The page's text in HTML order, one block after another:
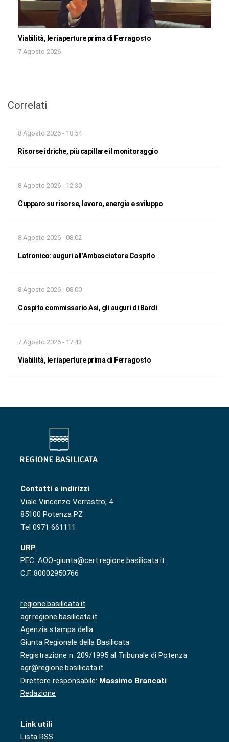
Viabilità, le riaperture prima di Ferragosto
7 Agosto 2026
Correlati
8 Agosto 2026 - 18:54
Risorse idriche, più capillare il monitoraggio
8 Agosto 2026 - 12:30
Cupparo su risorse, lavoro, energia e sviluppo
8 Agosto 2026 - 08:02
Latronico: auguri all’Ambasciatore Cospito
8 Agosto 2026 - 08:00
Cospito commissario Asi, gli auguri di Bardi
7 Agosto 2026 - 17:43
Viabilità, le riaperture prima di Ferragosto
Contatti e indirizzi
Viale Vincenzo Verrastro, 4
85100 Potenza PZ
Tel 0971 661111
URP
PEC: AOO-giunta@cert.regione.basilicata.it
C.F. 80002950766
regione.basilicata.it
agr.regione.basilicata.it
Agenzia stampa della
Giunta Regionale della Basilicata
Registrazione n. 209/1995 al Tribunale di Potenza
agr@regione.basilicata.it
Direttore responsabile: Massimo Brancati
Redazione
Link utili
Lista RSS